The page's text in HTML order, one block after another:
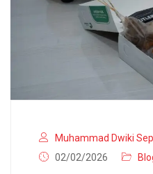
Muhammad Dwiki
02/02/2026